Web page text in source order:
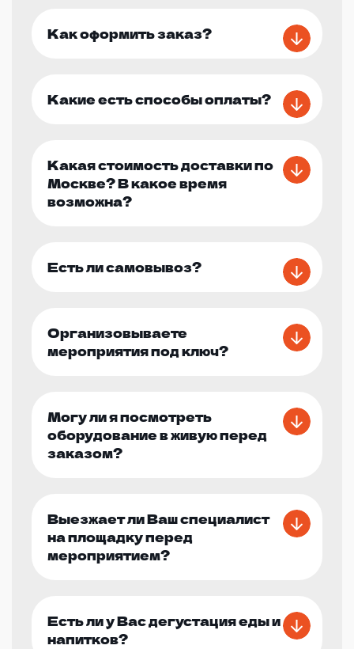
Как оформить заказ?
Какие есть способы оплаты?
Какая стоимость доставки по
Москве? В какое время
возможна?
Есть ли самовывоз?
Организовываете
мероприятия под ключ?
Могу ли я посмотреть
оборудование в живую перед
заказом?
Выезжает ли Ваш специалист
на площадку перед
мероприятием?
Есть ли у Вас дегустация еды и
напитков?